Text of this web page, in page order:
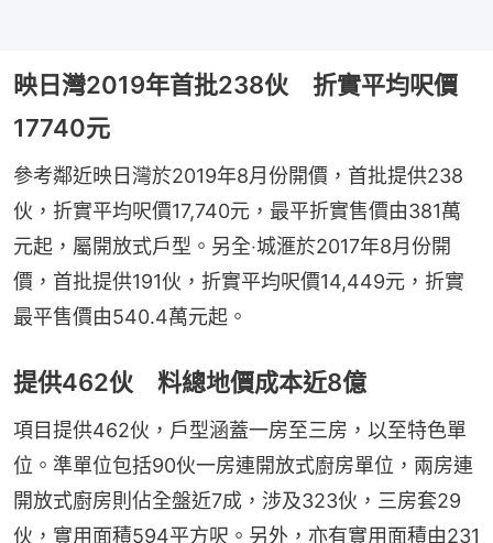
映日灣2019年首批238伙 折實平均呎價
17740元
參考鄰近映日灣於2019年8月份開價，首批提供238
伙，折實平均呎價17,740元，最平折實售價由381萬
元起，屬開放式戶型。另全‧城滙於2017年8月份開
價，首批提供191伙，折實平均呎價14,449元，折實
最平售價由540.4萬元起。
提供462伙 料總地價成本近8億
項目提供462伙，戶型涵蓋一房至三房，以至特色單
位。準單位包括90伙一房連開放式廚房單位，兩房連
開放式廚房則佔全盤近7成，涉及323伙，三房套29
伙，實用面積594平方呎。另外，亦有實用面積由231